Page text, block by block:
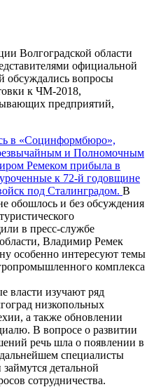
Волгоградской области
официальной
обсуждались вопросы
к ЧМ-2018,
предприятий,
в «Социнформбюро»,
и Полномочным
Ремеком прибыла в
к 72-й годовщине
под Сталинградом. В
обошлось и без обсуждения
в пресс-службе
Владимир Ремек
особенно интересуют темы
комплекса
власти изучают ряд
низкопольных
а также обновлении
В вопросе о развитии
речь шла о появлении в
специалисты
детальной
сотрудничества.